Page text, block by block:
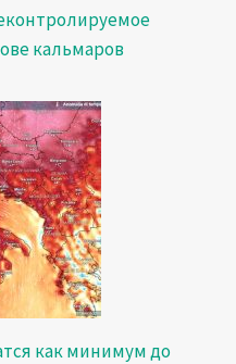
кальмаров
как минимум до